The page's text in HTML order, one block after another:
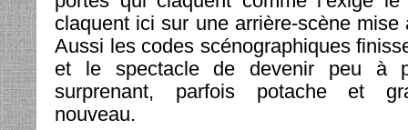
claquent ici sur une arrière-scène
Aussi les codes scénographiques
et le spectacle de devenir peu à
surprenant, parfois potache et
nouveau.